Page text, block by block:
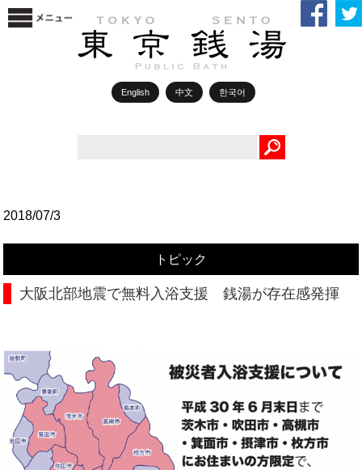
English 中文 한국어
2018/07/3
トピック
大阪北部地震で無料入浴支援 銭湯が存在感発揮